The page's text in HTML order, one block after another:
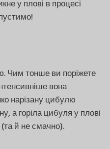
у плові в процесі
Чим тонше ви поріжете
вона
нарізану цибулю
а горіла цибуля у плові
й не смачно).